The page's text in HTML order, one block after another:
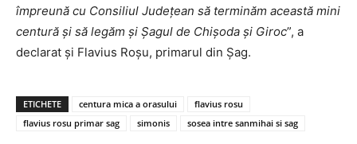
împreună cu Consiliul Județean să terminăm această mini
centură și să legăm și Șagul de Chișoda și Giroc”, a
declarat și Flavius Roșu, primarul din Șag.
ETICHETE centura mica a orasului
flavius rosu
flavius rosu primar sag
simonis sosea intre sanmihai si sag